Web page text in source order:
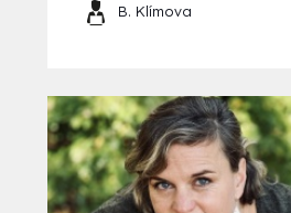
B. Klímova